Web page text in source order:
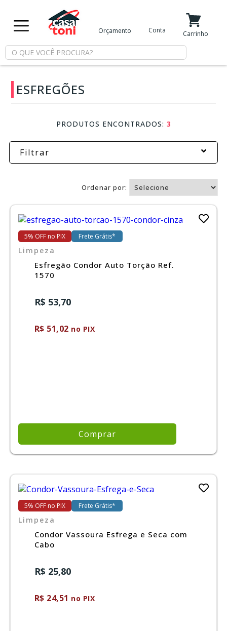
Minha Conta
Meus Favoritos
Departamentos
Tintas
Reforma
Piscina
Ferramentas
PROMOÇÃO
Orçamento Conta Carrinho
ESFREGÕES
PRODUTOS ENCONTRADOS: 3
Filtrar
Ordenar por:
5% OFF no PIX Frete Grátis*
Limpeza
Esfregão Condor Auto Torção Ref.
1570
R$ 53,70
R$ 51,02 no PIX
Comprar
5% OFF no PIX Frete Grátis*
Limpeza
Condor Vassoura Esfrega e Seca com
Cabo
R$ 25,80
R$ 24,51 no PIX